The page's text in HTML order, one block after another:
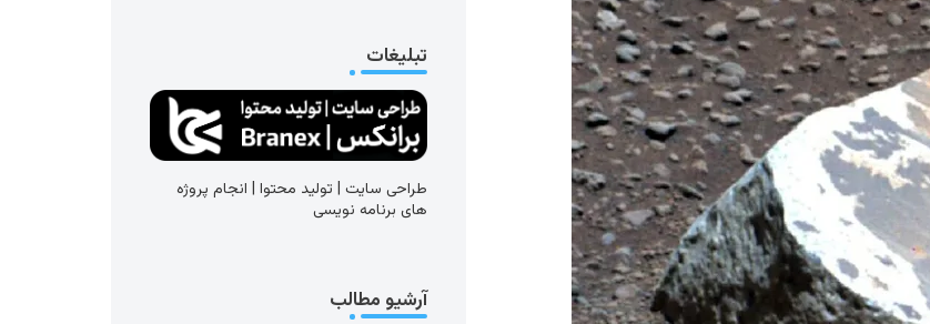
تبلیغات
طراحی سایت | تولید محتوا | انجام پروژه
های برنامه نویسی
آرشیو مطالب